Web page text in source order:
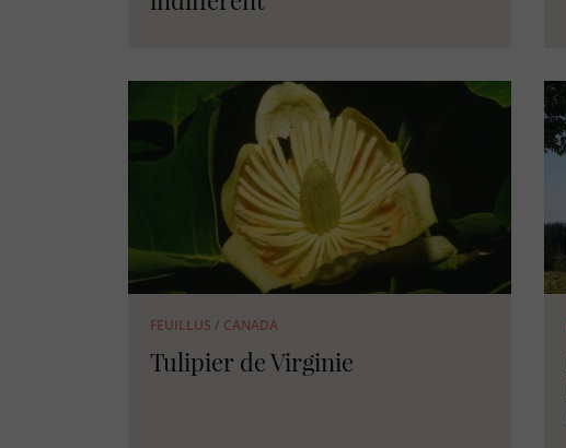
FEUILLUS / CANADA
Tulipier de Virginie